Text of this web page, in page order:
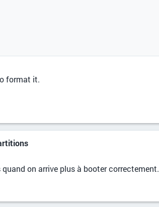
format it.
on arrive plus à booter correctement.